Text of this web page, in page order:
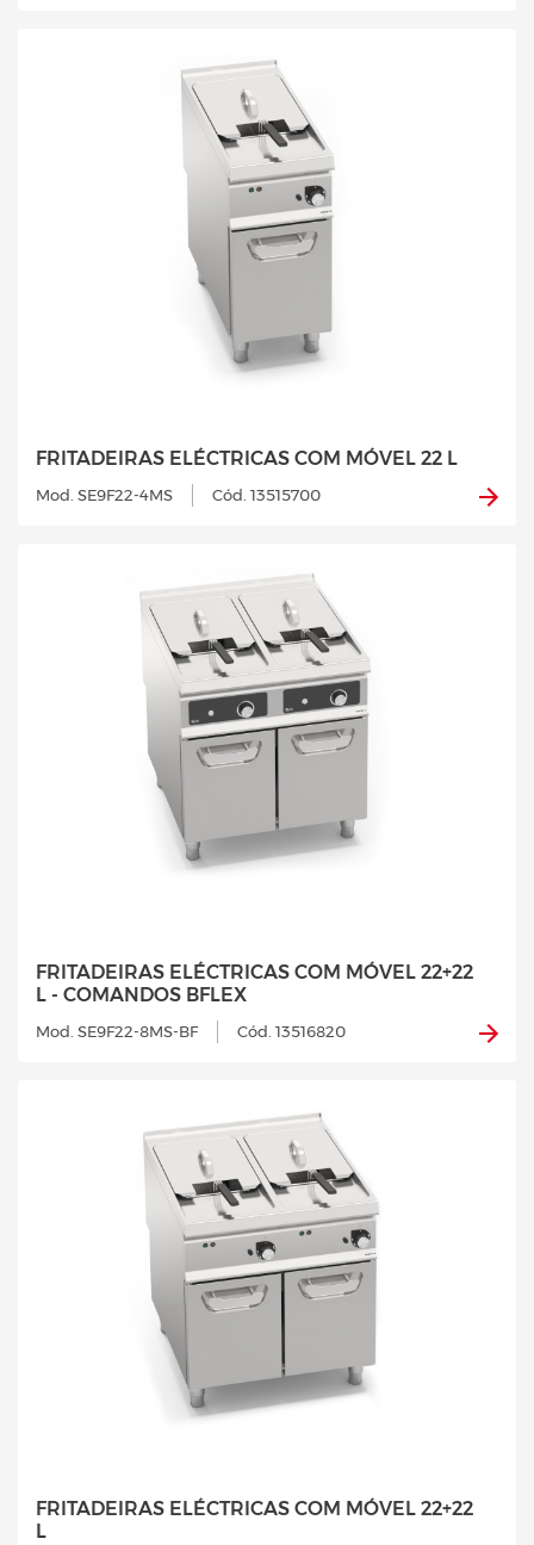
FRITADEIRAS ELÉCTRICAS COM MÓVEL 22 L
Mod. SE9F22-4MS Cód. 13515700
FRITADEIRAS ELÉCTRICAS COM MÓVEL 22+22
L - COMANDOS BFLEX
Mod. SE9F22-8MS-BF Cód. 13516820
FRITADEIRAS ELÉCTRICAS COM MÓVEL 22+22
L